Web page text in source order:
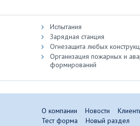
Испытания
Зарядная станция
Огнезащита любых
Организация пожарных и
формирований
О компании Новости
Тест форма
Новый раздел